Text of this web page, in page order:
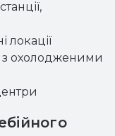
локації
охолодженими